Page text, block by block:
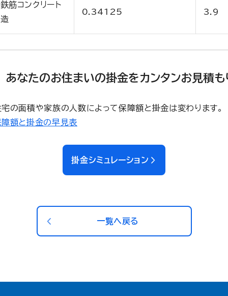
鉄筋コンクリート
造
0.34125 3.9
あなたのお住まいの掛金をカンタンお見積も
の面積や家族の人数によって保障額と掛金は変わります。
障額と掛金の早見表
掛金シミュレーション
一覧へ戻る